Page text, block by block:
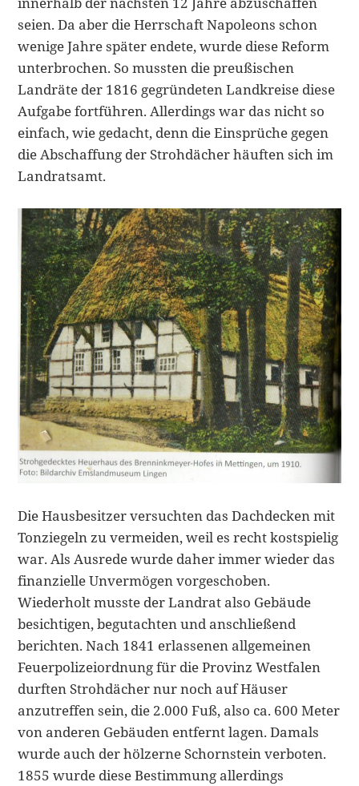
seien. Da aber die Herrschaft Napoleons schon
wenige Jahre später endete, wurde diese Reform
unterbrochen. So mussten die preußischen
Landräte der 1816 gegründeten Landkreise diese
Aufgabe fortführen. Allerdings war das nicht so
einfach, wie gedacht, denn die Einsprüche gegen
die Abschaffung der Strohdächer häuften sich im
Landratsamt.
Die Hausbesitzer versuchten das Dachdecken mit
Tonziegeln zu vermeiden, weil es recht kostspielig
war. Als Ausrede wurde daher immer wieder das
finanzielle Unvermögen vorgeschoben.
Wiederholt musste der Landrat also Gebäude
besichtigen, begutachten und anschließend
berichten. Nach 1841 erlassenen allgemeinen
Feuerpolizeiordnung für die Provinz Westfalen
durften Strohdächer nur noch auf Häuser
anzutreffen sein, die 2.000 Fuß, also ca. 600 Meter
von anderen Gebäuden entfernt lagen. Damals
wurde auch der hölzerne Schornstein verboten.
1855 wurde diese Bestimmung allerdings